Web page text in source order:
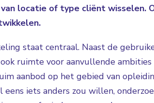
locatie of type cliënt wisselen.
staat centraal. Naast de
ook ruimte voor aanvullende
aanbod op het gebied van
eens iets anders zou willen,